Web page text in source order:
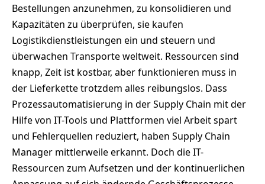
Bestellungen anzunehmen, zu konsolidieren und
Kapazitäten zu überprüfen, sie kaufen
Logistikdienstleistungen ein und steuern und
überwachen Transporte weltweit. Ressourcen sind
knapp, Zeit ist kostbar, aber funktionieren muss in
der Lieferkette trotzdem alles reibungslos. Dass
Prozessautomatisierung in der Supply Chain mit der
Hilfe von IT-Tools und Plattformen viel Arbeit spart
und Fehlerquellen reduziert, haben Supply Chain
Manager mittlerweile erkannt. Doch die IT-
Ressourcen zum Aufsetzen und der kontinuerlichen